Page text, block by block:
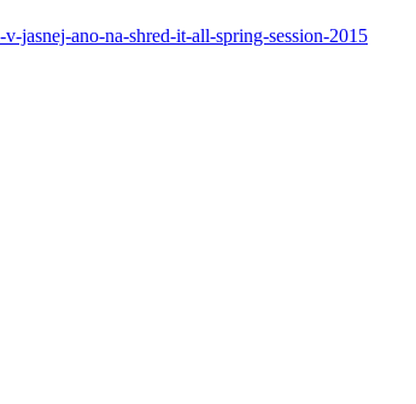
jasnej-ano-na-shred-it-all-spring-session-2015